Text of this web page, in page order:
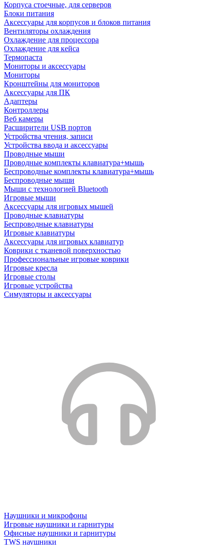
Корпуса стоечные, для серверов
Блоки питания
Аксессуары для корпусов и блоков питания
Вентиляторы охлаждения
Охлаждение для процессора
Охлаждение для кейса
Термопаста
Мониторы и аксессуары
Мониторы
Кронштейны для мониторов
Аксессуары для ПК
Адаптеры
Контроллеры
Веб камеры
Расширители USB портов
Устройства чтения, записи
Устройства ввода и аксессуары
Проводные мыши
Проводные комплекты клавиатура+мышь
Беспроводные комплекты клавиатура+мышь
Беспроводные мыши
Мыши с технологией Bluetooth
Игровые мыши
Аксессуары для игровых мышей
Проводные клавиатуры
Беспроводные клавиатуры
Игровые клавиатуры
Аксессуары для игровых клавиатур
Коврики с тканевой поверхностью
Профессиональные игровые коврики
Игровые кресла
Игровые столы
Игровые устройства
Симуляторы и аксессуары
Наушники и микрофоны
Игровые наушники и гарнитуры
Офисные наушники и гарнитуры
TWS наушники